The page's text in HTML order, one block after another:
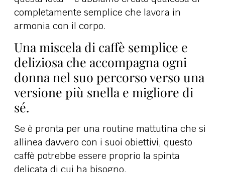
completamente semplice che lavora in
armonia con il corpo.
Una miscela di caffè semplice e
deliziosa che accompagna ogni
donna nel suo percorso verso una
versione più snella e migliore di
sé.
Se è pronta per una routine mattutina che si
allinea davvero con i suoi obiettivi, questo
caffè potrebbe essere proprio la spinta
delicata di cui ha bisogno.